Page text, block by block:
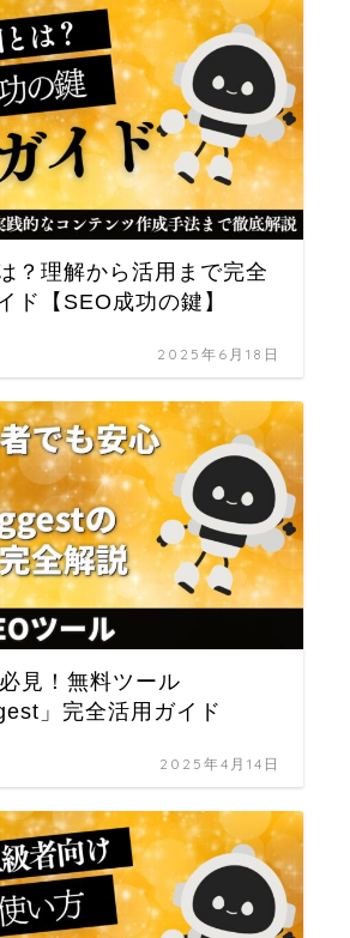
？理解から活用まで完全
ド【SEO成功の鍵】
2025年6月18日
見！無料ツール
」完全活用ガイド
2025年4月14日